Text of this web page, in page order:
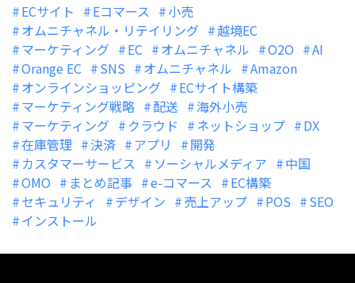
ECサイト Eコマース
小売
オムニチャネル・リテイリング
越境EC
マーケティング
EC オムニチャネル O2O
AI
Orange EC
SNS オムニチャネル
Amazon
オンラインショッピング
ECサイト構築
マーケティング戦略
配送
海外小売
マーケティング
クラウド ネットショップ
DX
在庫管理
決済 アプリ
開発
カスタマーサービス
ソーシャルメディア
中国
OMO
まとめ記事 e-コマース
EC構築
セキュリティ
デザイン 売上アップ POS
SEO
インストール